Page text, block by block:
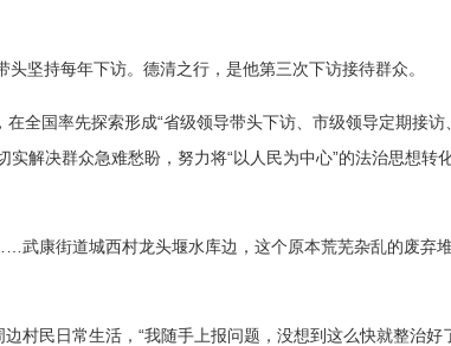
坚持每年下访。德清之行，是他第三次下访接待群众。
全国率先探索形成“省级领导带头下访、市级领导定期接访
解决群众急难愁盼，努力将“以人民为中心”的法治思想转
康街道城西村龙头堰水库边，这个原本荒芜杂乱的废弃
村民日常生活，“我随手上报问题，没想到这么快就整治好